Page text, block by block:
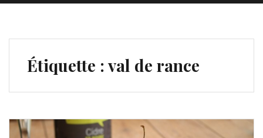
Étiquette :val de rance